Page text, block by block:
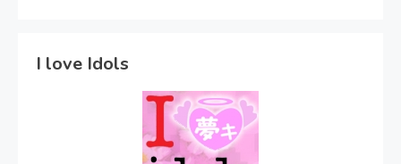
I love Idols